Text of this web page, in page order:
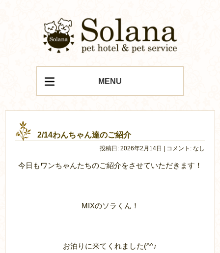
MENU
2/14わんちゃん達のご紹介
投稿日: 2026年2月14日 | コメント: なし
今日もワンちゃんたちのご紹介をさせていただきます！
MIXのソラくん！
お泊りに来てくれました(^^♪